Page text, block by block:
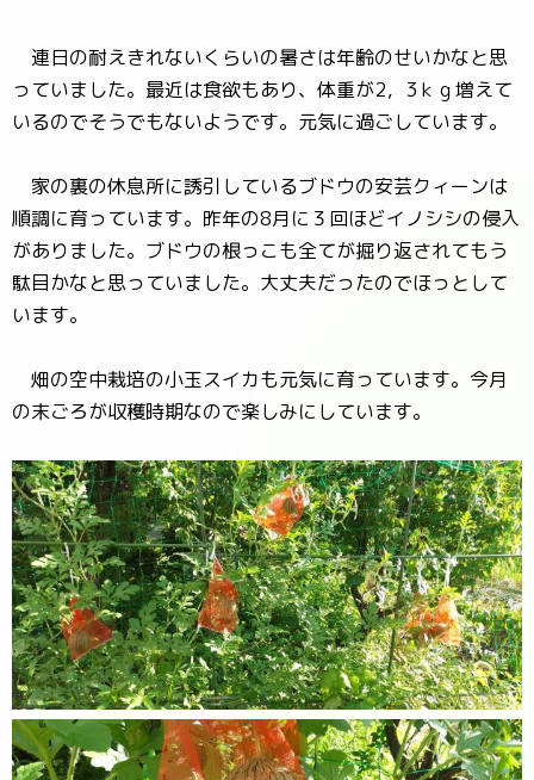
連日の耐えきれないくらいの暑さは年齢のせいかなと思
っていました。最近は食欲もあり、体重が2，3ｋｇ増えて
いるのでそうでもないようです。元気に過ごしています。
家の裏の休息所に誘引しているブドウの安芸クィーンは
順調に育っています。昨年の8月に３回ほどイノシシの侵入
がありました。ブドウの根っこも全てが掘り返されてもう
駄目かなと思っていました。大丈夫だったのでほっとして
います。
畑の空中栽培の小玉スイカも元気に育っています。今月
の末ごろが収穫時期なので楽しみにしています。